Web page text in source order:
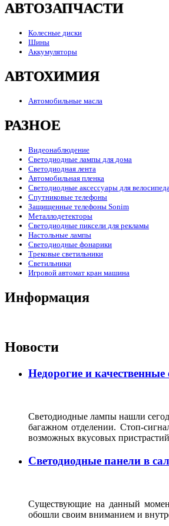
АВТОЗАПЧАСТИ
Колесные диски
Шины
Аккумуляторы
АВТОХИМИЯ
Автомобильные масла
РАЗНОЕ
Видеонаблюдение
Светодиодные лампы для дома
Светодиодная лента
Автомобильная пленка
Светодиодные аксессуары для велосипеда
Спутниковые телефоны
Защищенные телефоны Sonim
Металлодетекторы
Светодиодные пиксели для рекламы
Настольные лампы
Светодиодные фонарики
Трековые светильники
Светильники
Игровой автомат кран машина
Информация
Новости
Недорогие и
Светодиодные лампы нашли
багажном отделении. Стоп-
возможных вкусовых
Светодиодные панели в
Существующие на данный
обошли своим вниманием и